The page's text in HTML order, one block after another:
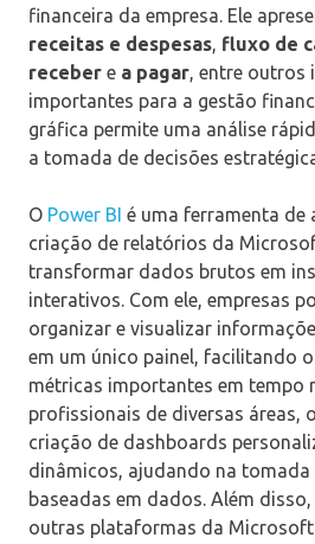
financeira da empresa. Ele
receitas e despesas, fluxo de
receber e a pagar, entre outros
importantes para a gestão
gráfica permite uma análise
a tomada de decisões
O Power BI é uma ferramenta de
criação de relatórios da
transformar dados brutos em
interativos. Com ele, empresas
organizar e visualizar
em um único painel, facilitando
métricas importantes em tempo
profissionais de diversas áreas,
criação de dashboards
dinâmicos, ajudando na tomada
baseadas em dados. Além
outras plataformas da Microsoft